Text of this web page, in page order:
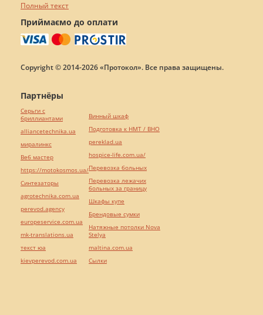
Полный текст
Приймаємо до оплати
Copyright © 2014-2026 «Протокол». Все права защищены.
Партнёры
Серьги с
бриллиантами
alliancetechnika.ua
миралинкс
Веб мастер
https://motokosmos.ua/
Синтезаторы
agrotechnika.com.ua
perevod.agency
europeservice.com.ua
mk-translations.ua
текст юа
kievperevod.com.ua
Винный шкаф
Подготовка к НМТ / ВНО
pereklad.ua
hospice-life.com.ua/
Перевозка больных
Перевозка лежачих
больных за границу
Шкафы купе
Брендовые сумки
Натяжные потолки Nova
Stelya
maltina.com.ua
Cылки